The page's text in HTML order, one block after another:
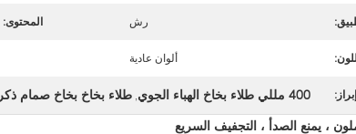
رش المحتوى:
ألوان عادية
إبراز: 400 مللي طلاء بخاخ الهباء الجوي , طلاء بخاخ بخاخ صمام ذكر
، يمنع الصدأ ، التجفيف السريع